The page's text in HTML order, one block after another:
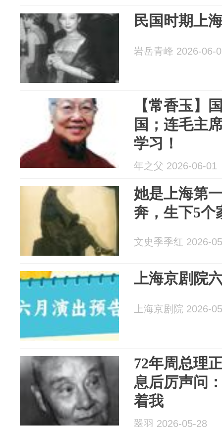
民国时期上
岩岳青峰 2026-06-
【常香玉】
国；连毛主
学习！
年之父 2026-06-01
她是上海第
奔，生下5个
文史季季红 2026-
上海京剧院
上海京剧院 2026-
72年周总理
息后厉声问
着我
翠羽 2026-05-28